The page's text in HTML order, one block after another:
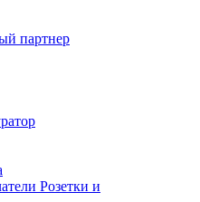
партнер
Розетки и